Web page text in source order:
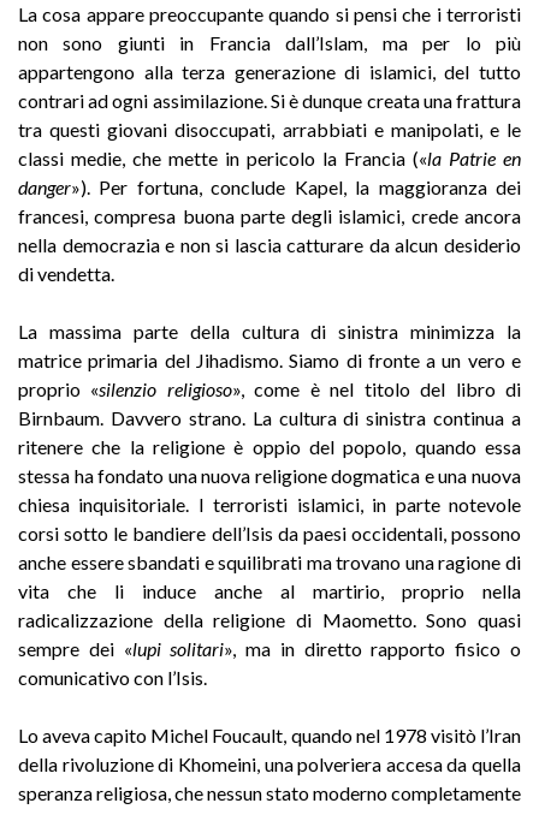
La cosa appare preoccupante quando si pensi che i terroristi
non sono giunti in Francia dall’Islam, ma per lo più
appartengono alla terza generazione di islamici, del tutto
contrari ad ogni assimilazione. Si è dunque creata una frattura
tra questi giovani disoccupati, arrabbiati e manipolati, e le
classi medie, che mette in pericolo la Francia («la Patrie en
danger»). Per fortuna, conclude Kapel, la maggioranza dei
francesi, compresa buona parte degli islamici, crede ancora
nella democrazia e non si lascia catturare da alcun desiderio
di vendetta.
La massima parte della cultura di sinistra minimizza la
matrice primaria del Jihadismo. Siamo di fronte a un vero e
proprio «silenzio religioso», come è nel titolo del libro di
Birnbaum. Davvero strano. La cultura di sinistra continua a
ritenere che la religione è oppio del popolo, quando essa
stessa ha fondato una nuova religione dogmatica e una nuova
chiesa inquisitoriale. I terroristi islamici, in parte notevole
corsi sotto le bandiere dell’Isis da paesi occidentali, possono
anche essere sbandati e squilibrati ma trovano una ragione di
vita che li induce anche al martirio, proprio nella
radicalizzazione della religione di Maometto. Sono quasi
sempre dei «lupi solitari», ma in diretto rapporto fisico o
comunicativo con l’Isis.
Lo aveva capito Michel Foucault, quando nel 1978 visitò l’Iran
della rivoluzione di Khomeini, una polveriera accesa da quella
speranza religiosa, che nessun stato moderno completamente